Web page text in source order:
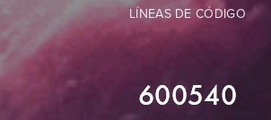
LÍNEAS DE CÓDIGO
600540